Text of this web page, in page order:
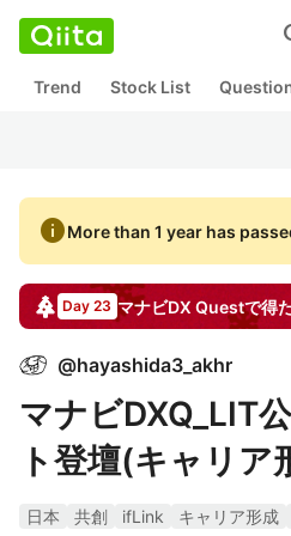
Trend Stock List
infoMore than 1 year has
Day 23 マナビDX Questで得
@hayashida3_akhr
マナビDXQ_LIT
ト登壇(キャリア
日本 共創 ifLink キャリア形成